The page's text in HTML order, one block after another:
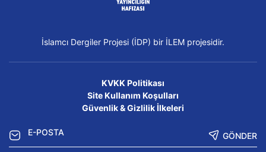
İslamcı Dergiler Projesi (İDP) bir İLEM projesidir.
KVKK Politikası
Site Kullanım Koşulları
Güvenlik & Gizlilik İlkeleri
GÖNDER